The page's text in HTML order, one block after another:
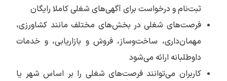
ثبت‌نام و درخواست برای آگهی‌های شغلی کاملا رایگان
فرصت‌های شغلی در بخش‌های مختلف مانند کشاورزی،
مهمان‌داری، ساخت‌وساز، فروش و بازاریابی، و خدمات
داوطلبانه ارائه می‌شود
کاربران می‌توانند فرصت‌های شغلی را بر اساس شهر یا